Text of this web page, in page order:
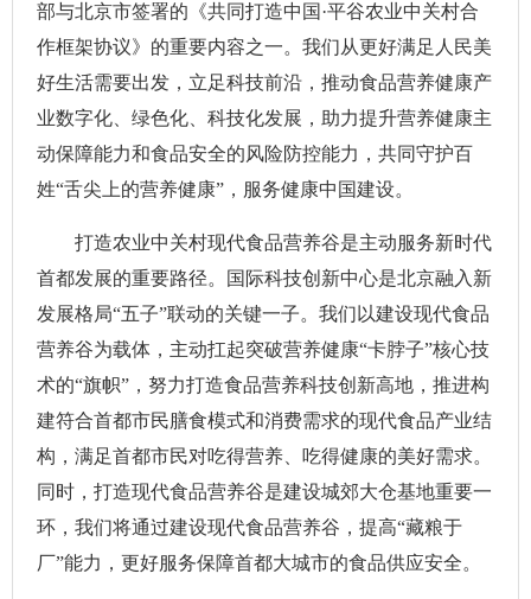
部与北京市签署的《共同打造中国·平谷农业中关村合
作框架协议》的重要内容之一。我们从更好满足人民美
好生活需要出发，立足科技前沿，推动食品营养健康产
业数字化、绿色化、科技化发展，助力提升营养健康主
动保障能力和食品安全的风险防控能力，共同守护百
姓“舌尖上的营养健康”，服务健康中国建设。
打造农业中关村现代食品营养谷是主动服务新时代
首都发展的重要路径。国际科技创新中心是北京融入新
发展格局“五子”联动的关键一子。我们以建设现代食品
营养谷为载体，主动扛起突破营养健康“卡脖子”核心技
术的“旗帜”，努力打造食品营养科技创新高地，推进构
建符合首都市民膳食模式和消费需求的现代食品产业结
构，满足首都市民对吃得营养、吃得健康的美好需求。
同时，打造现代食品营养谷是建设城郊大仓基地重要一
环，我们将通过建设现代食品营养谷，提高“藏粮于
厂”能力，更好服务保障首都大城市的食品供应安全。